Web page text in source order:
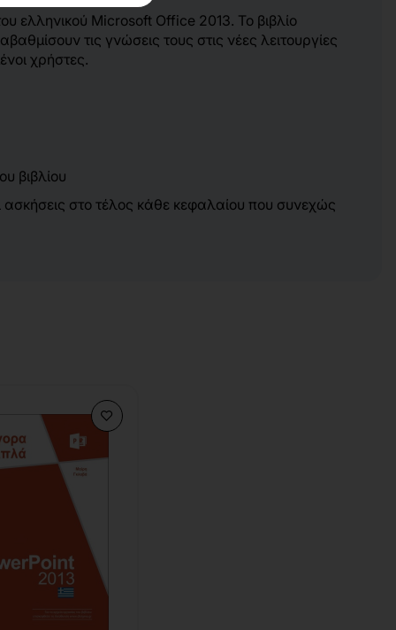
ελληνικού Microsoft Office 2013. Το βιβλίο
τις γνώσεις τους στις νέες λειτουργίες
χρήστες.
βιβλίου
ασκήσεις στο τέλος κάθε κεφαλαίου που συνεχώς